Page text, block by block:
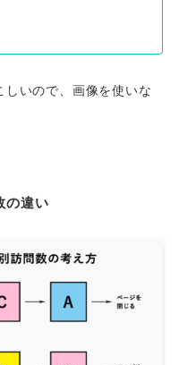
いので、画像を使いな
の違い